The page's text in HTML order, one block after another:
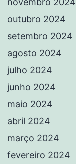
outubro 2024
setembro 2024
agosto 2024
julho 2024
junho 2024
maio 2024
abril 2024
março 2024
fevereiro 2024